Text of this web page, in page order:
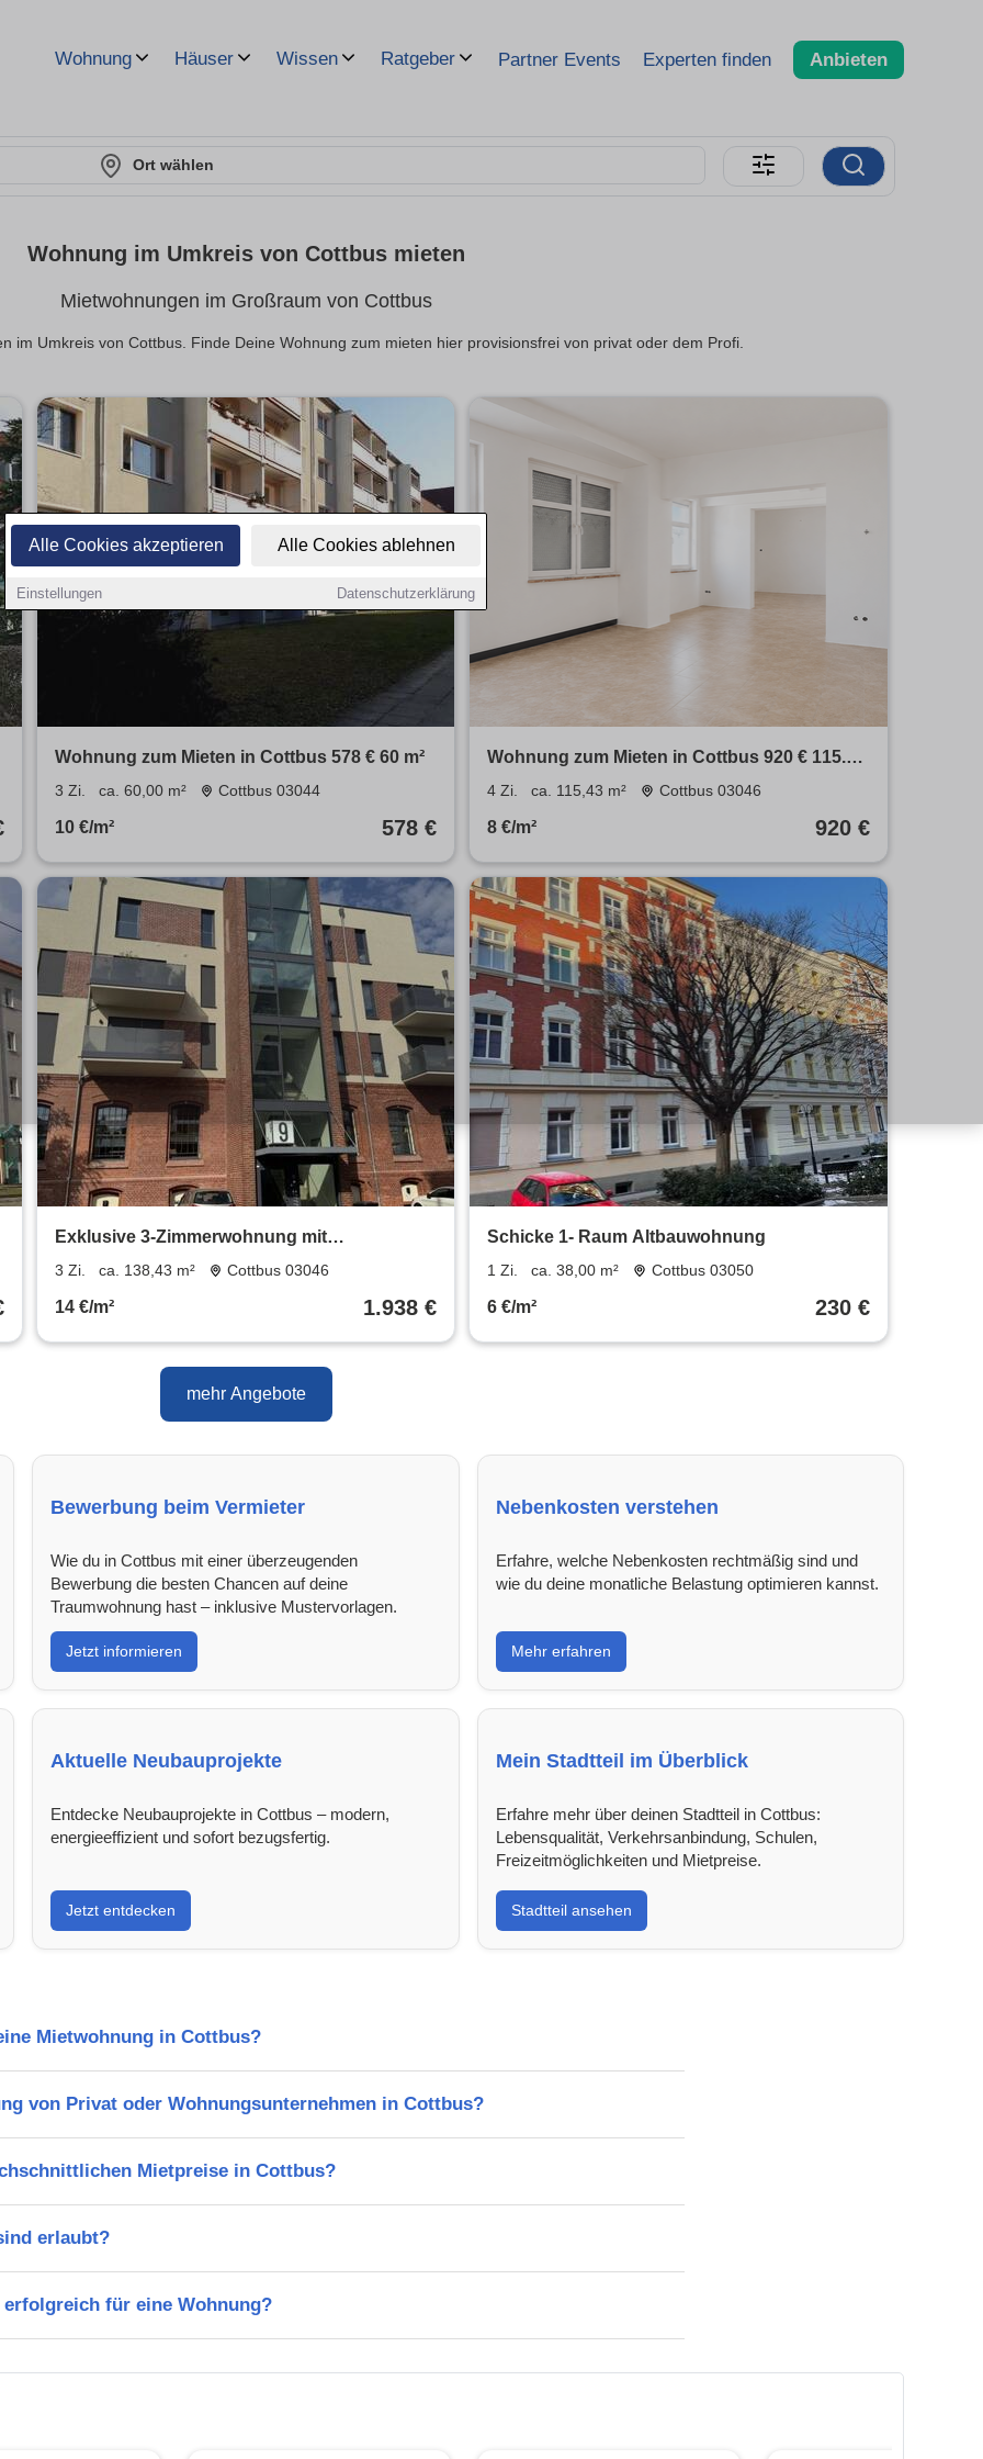
Alle Cookies akzeptieren Alle Cookies ablehnen
Einstellungen Datenschutzerklärung
Wohnung Häuser Wissen Ratgeber Partner Events Experten finden Anbieten
Ort wählen
Wohnung im Umkreis von Cottbus mieten
Mietwohnungen im Großraum von Cottbus
im Umkreis von Cottbus. Finde Deine Wohnung zum mieten hier provisionsfrei von privat oder dem Profi.
Wohnung zum Mieten in Cottbus 578 € 60 m²
3 Zi. ca. 60,00 m² Cottbus 03044
10 €/m² 578 €
Wohnung zum Mieten in Cottbus 920 € 115.43
m²
4 Zi. ca. 115,43 m² Cottbus 03046
8 €/m² 920 €
Exklusive 3-Zimmerwohnung mit
Dachterrasse und Kamin in Theaternähe
3 Zi. ca. 138,43 m² Cottbus 03046
14 €/m² 1.938 €
Schicke 1- Raum Altbauwohnung
1 Zi. ca. 38,00 m² Cottbus 03050
6 €/m² 230 €
mehr Angebote
Bewerbung beim Vermieter
Wie du in Cottbus mit einer überzeugenden
Bewerbung die besten Chancen auf deine
Traumwohnung hast – inklusive Mustervorlagen.
Jetzt informieren
Nebenkosten verstehen
Erfahre, welche Nebenkosten rechtmäßig sind und
wie du deine monatliche Belastung optimieren kannst.
Mehr erfahren
Aktuelle Neubauprojekte
Entdecke Neubauprojekte in Cottbus – modern,
energieeffizient und sofort bezugsfertig.
Jetzt entdecken
Mein Stadtteil im Überblick
Erfahre mehr über deinen Stadtteil in Cottbus:
Lebensqualität, Verkehrsanbindung, Schulen,
Freizeitmöglichkeiten und Mietpreise.
Stadtteil ansehen
Mietwohnung in Cottbus?
von Privat oder Wohnungsunternehmen in Cottbus?
Mietpreise in Cottbus?
erlaubt?
für eine Wohnung?